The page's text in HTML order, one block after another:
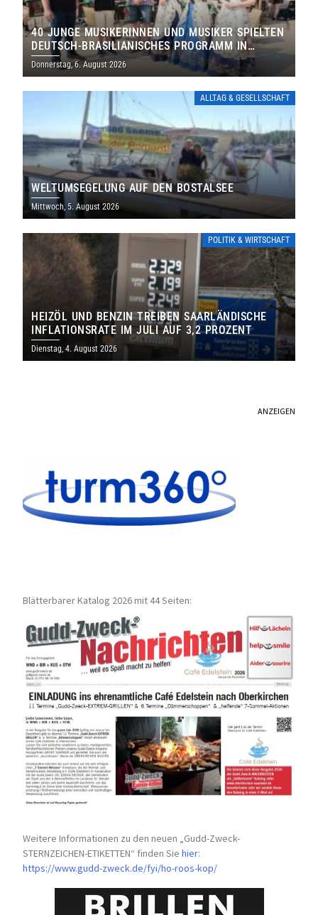
40 JUNGE MUSIKERINNEN UND MUSIKER SPIELTEN
DEUTSCH-BRASILIANISCHES PROGRAMM IN
THOLEY
Donnerstag, 6. August 2026
ALLTAG & GESELLSCHAFT
WELTUMSEGELUNG AUF DEN BOSTALSEE
Mittwoch, 5. August 2026
POLITIK & WIRTSCHAFT
HEIZÖL UND BENZIN TREIBEN SAARLÄNDISCHE
INFLATIONSRATE IM JULI AUF 3,2 PROZENT
Dienstag, 4. August 2026
ANZEIGEN
Blätterbarer Katalog 2026 mit 44 Seiten:
Weitere Informationen zu den neuen „Gudd-Zweck-
STERNZEICHEN-ETIKETTEN“ finden Siehier:
https://www.gudd-zweck.de/fyi/ho-roos-kop/